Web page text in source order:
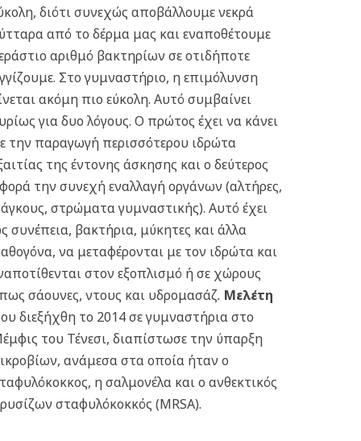
διότι συνεχώς αποβάλλουμε νεκρά
από το δέρμα μας και εναποθέτουμε
αριθμό βακτηρίων σε οτιδήποτε
Στο γυμναστήριο, η επιμόλυνση
ακόμη πιο εύκολη. Αυτό συμβαίνει
για δυο λόγους. Ο πρώτος έχει να κάνει
την παραγωγή περισσότερου ιδρώτα
της έντονης άσκησης και ο δεύτερος
την συνεχή εναλλαγή οργάνων (αλτήρες,
στρώματα γυμναστικής).Αυτό έχει
συνέπεια, βακτήρια, μύκητες και άλλα
να μεταφέρονται με τον ιδρώτα και
στον εξοπλισμό ή σε χώρους
σάουνες, ντους και υδρομασάζ. Μελέτη
διεξήχθη το 2014 σε γυμναστήρια στο
του Τένεσι, διαπίστωσε την ύπαρξη
ανάμεσα στα οποία ήταν ο
η σαλμονέλα και ο ανθεκτικός
σταφυλόκοκκός (MRSA).